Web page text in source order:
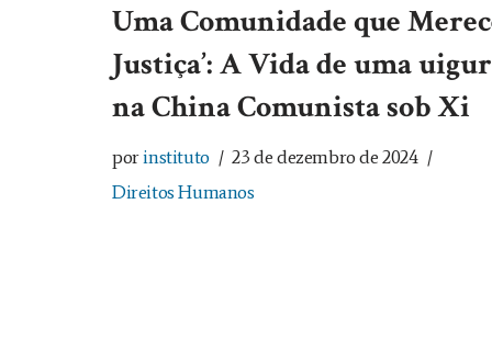
Uma Comunidade que
Justiça’: A Vida de uma uigur
na China Comunista sob Xi
porinstituto
23 de dezembro de 2024
Direitos Humanos